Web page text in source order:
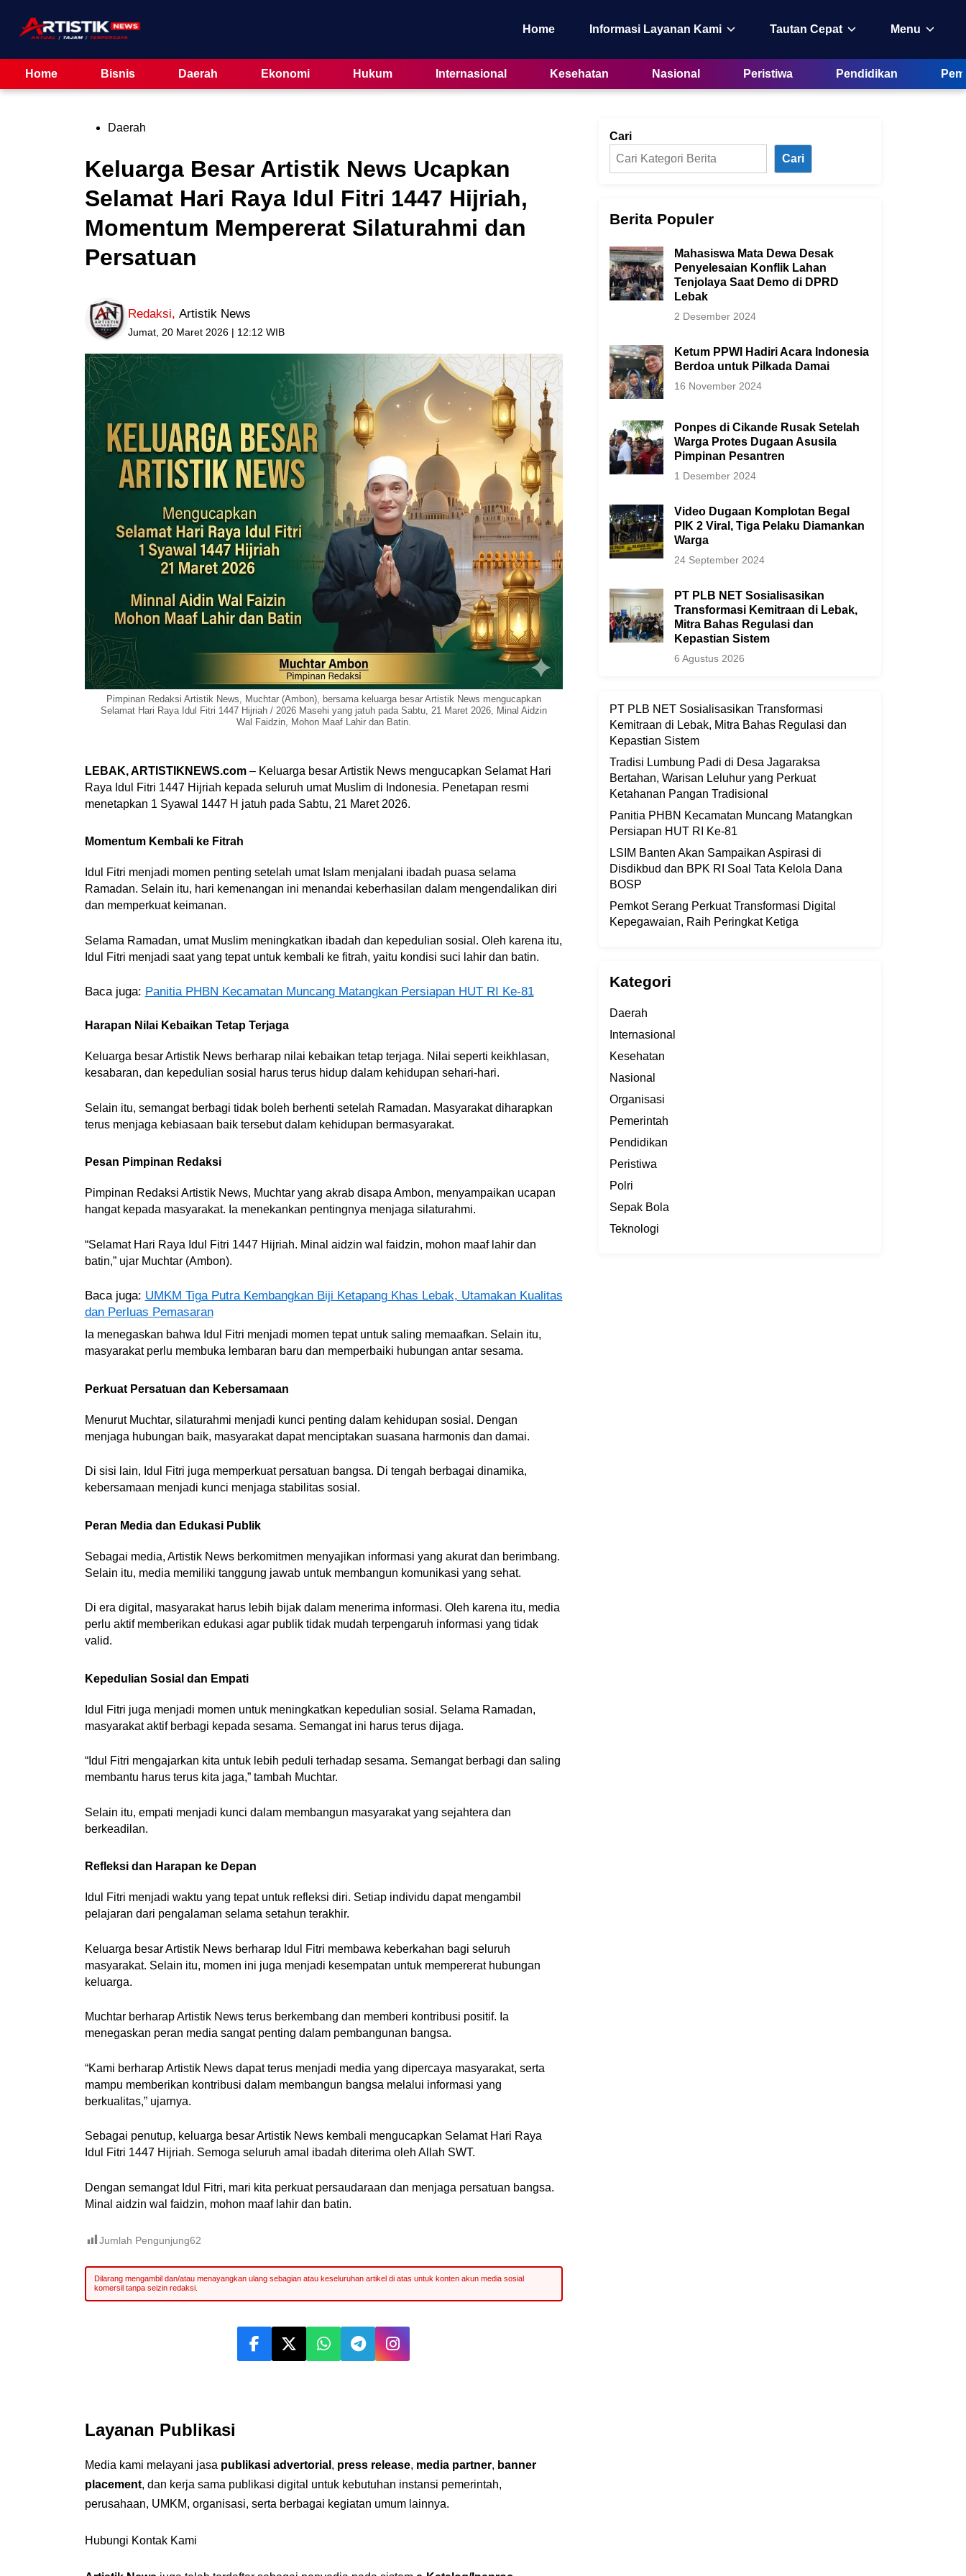
content
Home Informasi Layanan Kami Tautan Cepat Menu
Home Bisnis Daerah Ekonomi Hukum Internasional Kesehatan Nasional Peristiwa Pendidikan
PostedDaerah
Keluarga Besar Artistik News Ucapkan
Selamat Hari Raya Idul Fitri 1447 Hijriah,
Momentum Mempererat Silaturahmi dan
Persatuan
Redaksi, Artistik News
Jumat, 20 Maret 2026 | 12:12 WIB
Pimpinan Redaksi Artistik News, Muchtar (Ambon), bersama keluarga besar Artistik News mengucapkan
Selamat Hari Raya Idul Fitri 1447 Hijriah / 2026 Masehi yang jatuh pada Sabtu, 21 Maret 2026, Minal Aidzin
Wal Faidzin, Mohon Maaf Lahir dan Batin.
LEBAK, ARTISTIKNEWS.com– Keluarga besar Artistik News mengucapkan Selamat Hari
Raya Idul Fitri 1447 Hijriah kepada seluruh umat Muslim di Indonesia. Penetapan resmi
menetapkan 1 Syawal 1447 H jatuh pada Sabtu, 21 Maret 2026.
Momentum Kembali ke Fitrah
Idul Fitri menjadi momen penting setelah umat Islam menjalani ibadah puasa selama
Ramadan. Selain itu, hari kemenangan ini menandai keberhasilan dalam mengendalikan diri
dan memperkuat keimanan.
Selama Ramadan, umat Muslim meningkatkan ibadah dan kepedulian sosial. Oleh karena itu,
Idul Fitri menjadi saat yang tepat untuk kembali ke fitrah, yaitu kondisi suci lahir dan batin.
Baca juga: Panitia PHBN Kecamatan Muncang Matangkan Persiapan HUT RI Ke-81
Harapan Nilai Kebaikan Tetap Terjaga
Keluarga besar Artistik News berharap nilai kebaikan tetap terjaga. Nilai seperti keikhlasan,
kesabaran, dan kepedulian sosial harus terus hidup dalam kehidupan sehari-hari.
Selain itu, semangat berbagi tidak boleh berhenti setelah Ramadan. Masyarakat diharapkan
terus menjaga kebiasaan baik tersebut dalam kehidupan bermasyarakat.
Pesan Pimpinan Redaksi
Pimpinan Redaksi Artistik News, Muchtar yang akrab disapa Ambon, menyampaikan ucapan
hangat kepada masyarakat. Ia menekankan pentingnya menjaga silaturahmi.
“Selamat Hari Raya Idul Fitri 1447 Hijriah. Minal aidzin wal faidzin, mohon maaf lahir dan
batin,” ujar Muchtar (Ambon).
Baca juga: UMKM Tiga Putra Kembangkan Biji Ketapang Khas Lebak, Utamakan Kualitas
dan Perluas Pemasaran
Ia menegaskan bahwa Idul Fitri menjadi momen tepat untuk saling memaafkan. Selain itu,
masyarakat perlu membuka lembaran baru dan memperbaiki hubungan antar sesama.
Perkuat Persatuan dan Kebersamaan
Menurut Muchtar, silaturahmi menjadi kunci penting dalam kehidupan sosial. Dengan
menjaga hubungan baik, masyarakat dapat menciptakan suasana harmonis dan damai.
Di sisi lain, Idul Fitri juga memperkuat persatuan bangsa. Di tengah berbagai dinamika,
kebersamaan menjadi kunci menjaga stabilitas sosial.
Peran Media dan Edukasi Publik
Sebagai media, Artistik News berkomitmen menyajikan informasi yang akurat dan berimbang.
Selain itu, media memiliki tanggung jawab untuk membangun komunikasi yang sehat.
Di era digital, masyarakat harus lebih bijak dalam menerima informasi. Oleh karena itu, media
perlu aktif memberikan edukasi agar publik tidak mudah terpengaruh informasi yang tidak
valid.
Kepedulian Sosial dan Empati
Idul Fitri juga menjadi momen untuk meningkatkan kepedulian sosial. Selama Ramadan,
masyarakat aktif berbagi kepada sesama. Semangat ini harus terus dijaga.
“Idul Fitri mengajarkan kita untuk lebih peduli terhadap sesama. Semangat berbagi dan saling
membantu harus terus kita jaga,” tambah Muchtar.
Selain itu, empati menjadi kunci dalam membangun masyarakat yang sejahtera dan
berkeadilan.
Refleksi dan Harapan ke Depan
Idul Fitri menjadi waktu yang tepat untuk refleksi diri. Setiap individu dapat mengambil
pelajaran dari pengalaman selama setahun terakhir.
Keluarga besar Artistik News berharap Idul Fitri membawa keberkahan bagi seluruh
masyarakat. Selain itu, momen ini juga menjadi kesempatan untuk mempererat hubungan
keluarga.
Muchtar berharap Artistik News terus berkembang dan memberi kontribusi positif. Ia
menegaskan peran media sangat penting dalam pembangunan bangsa.
“Kami berharap Artistik News dapat terus menjadi media yang dipercaya masyarakat, serta
mampu memberikan kontribusi dalam membangun bangsa melalui informasi yang
berkualitas,” ujarnya.
Sebagai penutup, keluarga besar Artistik News kembali mengucapkan Selamat Hari Raya
Idul Fitri 1447 Hijriah. Semoga seluruh amal ibadah diterima oleh Allah SWT.
Dengan semangat Idul Fitri, mari kita perkuat persaudaraan dan menjaga persatuan bangsa.
Minal aidzin wal faidzin, mohon maaf lahir dan batin.
Jumlah Pengunjung62
Layanan Publikasi
Media kami melayani jasa publikasi advertorial , press release, media partner, banner
placement, dan kerja sama publikasi digital untuk kebutuhan instansi pemerintah,
perusahaan, UMKM, organisasi, serta berbagai kegiatan umum lainnya.
Hubungi Kontak Kami
Cari
Cari
Berita Populer
Mahasiswa Mata Dewa Desak
Penyelesaian Konflik Lahan
Tenjolaya Saat Demo di DPRD
Lebak
2 Desember 2024
Ketum PPWI Hadiri Acara Indonesia
Berdoa untuk Pilkada Damai
16 November 2024
Ponpes di Cikande Rusak Setelah
Warga Protes Dugaan Asusila
Pimpinan Pesantren
1 Desember 2024
Video Dugaan Komplotan Begal
PIK 2 Viral, Tiga Pelaku Diamankan
Warga
24 September 2024
PT PLB NET Sosialisasikan
Transformasi Kemitraan di Lebak,
Mitra Bahas Regulasi dan
Kepastian Sistem
6 Agustus 2026
PT PLB NET Sosialisasikan Transformasi
Kemitraan di Lebak, Mitra Bahas Regulasi dan
Kepastian Sistem
Tradisi Lumbung Padi di Desa Jagaraksa
Bertahan, Warisan Leluhur yang Perkuat
Ketahanan Pangan Tradisional
Panitia PHBN Kecamatan Muncang Matangkan
Persiapan HUT RI Ke-81
LSIM Banten Akan Sampaikan Aspirasi di
Disdikbud dan BPK RI Soal Tata Kelola Dana
BOSP
Pemkot Serang Perkuat Transformasi Digital
Kepegawaian, Raih Peringkat Ketiga
Kategori
Daerah
Internasional
Kesehatan
Nasional
Organisasi
Pemerintah
Pendidikan
Peristiwa
Polri
Sepak Bola
Teknologi